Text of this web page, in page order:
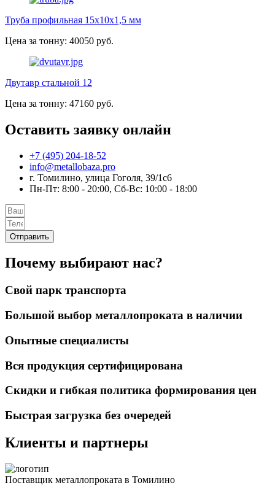
Труба профильная 15х10х1,5 мм
Цена за тонну: 40050 руб.
Двутавр стальной 12
Цена за тонну: 47160 руб.
Оставить заявку онлайн
+7 (495) 204-18-52
info@metallobaza.pro
г. Томилино, улица Гоголя, 39/1с6
Пн-Пт: 8:00 - 20:00, Сб-Вс: 10:00 - 18:00
Отправить
Почему выбирают нас?
Свой парк транспорта
Большой выбор металлопроката в наличии
Опытные специалисты
Вся продукция сертифицирована
Скидки и гибкая политика формирования цен
Быстрая загрузка без очередей
Клиенты и партнеры
Поставщик металлопроката в Томилино